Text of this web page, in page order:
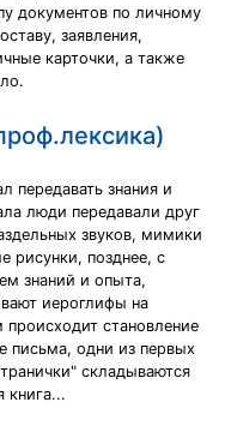
документов по личному
заявления,
карточки, а также
передавать знания и
люди передавали друг
звуков, мимики
рисунки, позднее, с
знаний и опыта,
иероглифы на
становление
письма, одни из первых
складываются
книга...